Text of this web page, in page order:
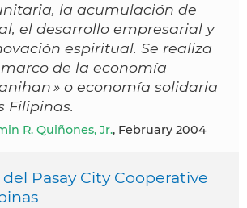
la acumulación de
el desarrollo empresarial y
espiritual. Se realiza
de la economía
» o economía solidaria
Filipinas.
R. Quiñones, Jr., February 2004
Pasay City Cooperative